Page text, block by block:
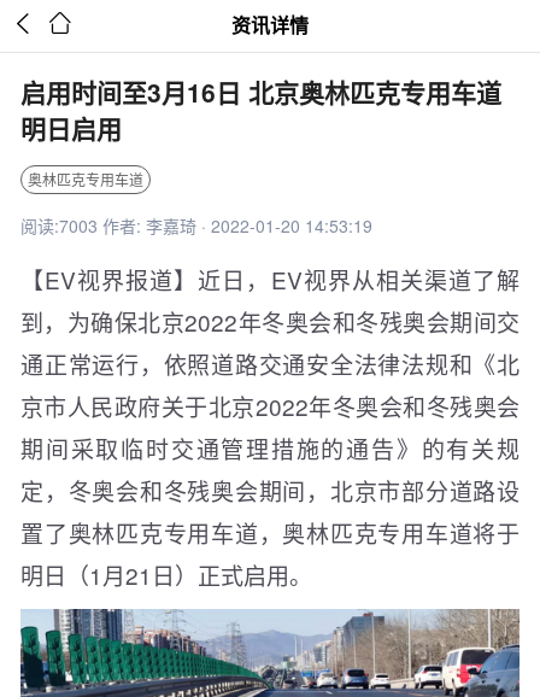
  资讯详情
启用时间至3月16日 北京奥林匹克专用车道
明日启用
奥林匹克专用车道
阅读:7003 作者: 李嘉琦 · 2022-01-20 14:53:19
【EV视界报道】近日，EV视界从相关渠道了解
到，为确保北京2022年冬奥会和冬残奥会期间交
通正常运行，依照道路交通安全法律法规和《北
京市人民政府关于北京2022年冬奥会和冬残奥会
期间采取临时交通管理措施的通告》的有关规
定，冬奥会和冬残奥会期间，北京市部分道路设
置了奥林匹克专用车道，奥林匹克专用车道将于
明日（1月21日）正式启用。